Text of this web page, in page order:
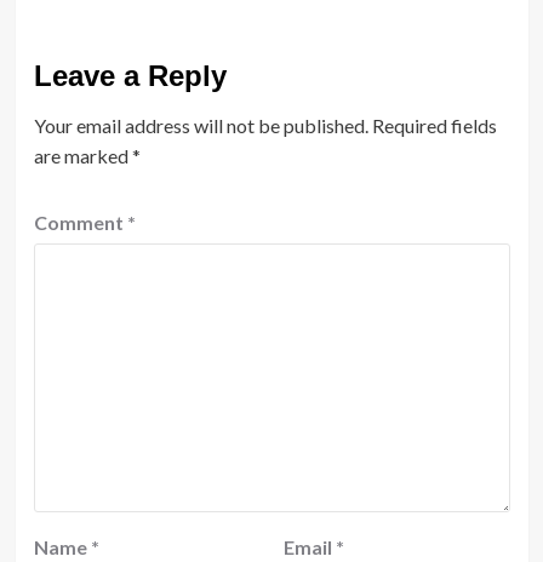
Leave a Reply
Your email address will not be published. Required fields
are marked*
Comment *
Name * Email *